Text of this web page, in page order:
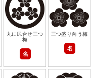
丸に尻合せ三つ
梅
名
三つ盛り向う梅
名